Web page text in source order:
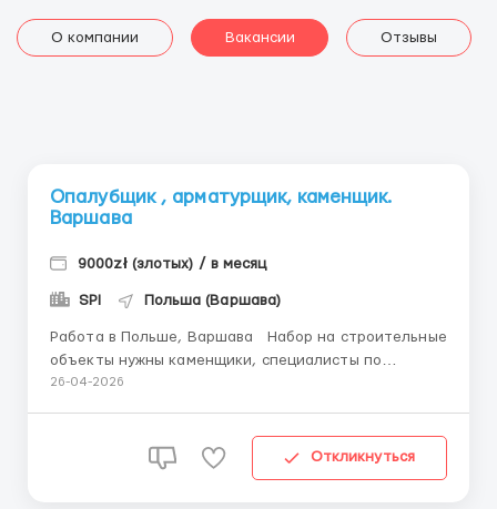
О компании Вакансии Отзывы
Опалубщик , арматурщик, каменщик.
Варшава
9000zł (злотых) / в месяц
SPI Польша (Варшава)
Работа в Польше, Варшава Набор на строительные
объекты нужны каменщики, специалисты по
монолиту (опалубка, арматура), а также бригады 3–
фундаментные работы ...
26-04-2026
Откликнуться